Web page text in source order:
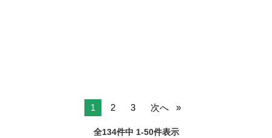
1 2 3 次へ
全134件中 1-50件表示